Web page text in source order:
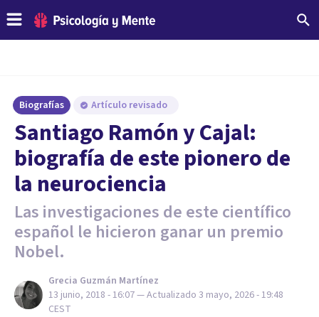
Biografías Artículo revisado
Santiago Ramón y Cajal:
biografía de este pionero de
la neurociencia
Las investigaciones de este científico
español le hicieron ganar un premio
Nobel.
Grecia Guzmán Martínez
13 junio, 2018 - 16:07— Actualizado 3 mayo, 2026 - 19:48
CEST